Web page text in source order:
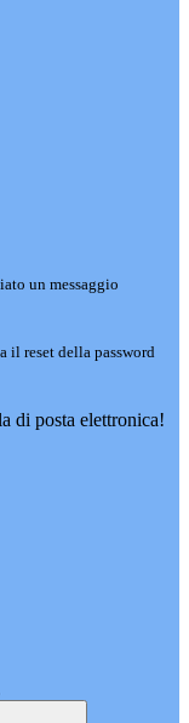
un messaggio
il reset della password
di posta elettronica!